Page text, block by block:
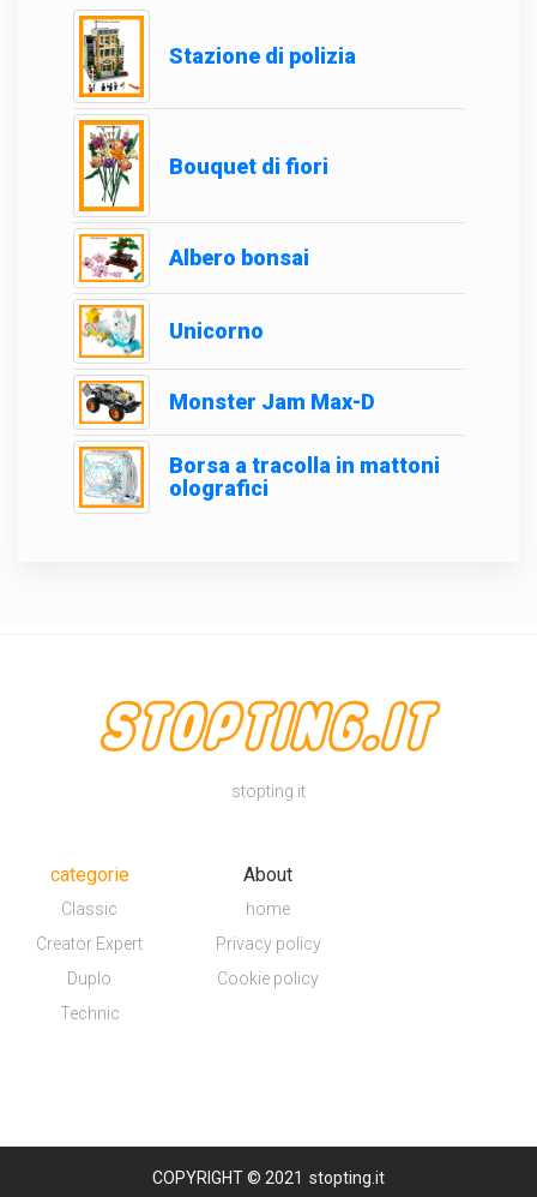
Stazione di polizia
Bouquet di fiori
Albero bonsai
Unicorno
Monster Jam Max-D
Borsa a tracolla in mattoni
olografici
stopting.it
categorie
Classic
Creator Expert
Duplo
Technic
About
home
Privacy policy
Cookie policy
COPYRIGHT © 2021 stopting.it